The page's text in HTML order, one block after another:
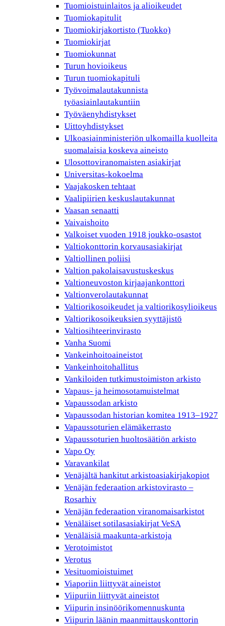
Tuomioistuinlaitos ja alioikeudet
Tuomiokapitulit
Tuomiokirjakortisto (Tuokko)
Tuomiokirjat
Tuomiokunnat
Turun hovioikeus
Turun tuomiokapituli
Työvoimalautakunnista
työasiainlautakuntiin
Työväenyhdistykset
Uittoyhdistykset
Ulkoasiainministeriön ulkomailla kuolleita
suomalaisia koskeva aineisto
Ulosottoviranomaisten asiakirjat
Universitas-kokoelma
Vaajakosken tehtaat
Vaalipiirien keskuslautakunnat
Vaasan senaatti
Vaivaishoito
Valkoiset vuoden 1918 joukko-osastot
Valtiokonttorin korvausasiakirjat
Valtiollinen poliisi
Valtion pakolaisavustuskeskus
Valtioneuvoston kirjaajankonttori
Valtionverolautakunnat
Valtiorikosoikeudet ja valtiorikosylioikeus
Valtiorikosoikeuksien syyttäjistö
Valtiosihteerinvirasto
Vanha Suomi
Vankeinhoitoaineistot
Vankeinhoitohallitus
Vankiloiden tutkimustoimiston arkisto
Vapaus- ja heimosotamuistelmat
Vapaussodan arkisto
Vapaussodan historian komitea 1913–1927
Vapaussoturien elämäkerrasto
Vapaussoturien huoltosäätiön arkisto
Vapo Oy
Varavankilat
Venäjältä hankitut arkistoasiakirjakopiot
Venäjän federaation arkistovirasto –
Rosarhiv
Venäjän federaation viranomaisarkistot
Venäläiset sotilasasiakirjat VeSA
Venäläisiä maakunta-arkistoja
Verotoimistot
Verotus
Vesituomioistuimet
Viaporiin liittyvät aineistot
Viipuriin liittyvät aineistot
Viipurin insinöörikomennuskunta
Viipurin läänin maanmittauskonttorin